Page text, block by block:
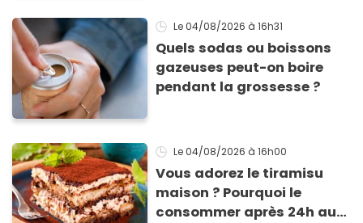
Le 04/08/2026 à 16h31
Quels sodas ou boissons
gazeuses peut-on boire
pendant la grossesse ?
Le 04/08/2026 à 16h00
Vous adorez le tiramisu
maison ? Pourquoi le
consommer après 24h au